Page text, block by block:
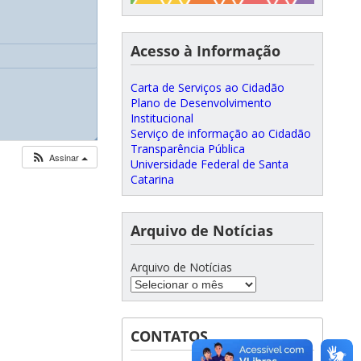
◢◢◢
Assinar
Acesso à Informação
Carta de Serviços ao Cidadão
Plano de Desenvolvimento
Institucional
Serviço de informação ao Cidadão
Transparência Pública
Universidade Federal de Santa
Catarina
Arquivo de Notícias
Arquivo de Notícias
CONTATOS